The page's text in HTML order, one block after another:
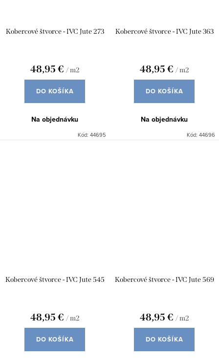
Kobercové štvorce - IVC Jute 273
48,95 € / m2
DO KOŠÍKA
Na objednávku
Kód: 44695
Kobercové štvorce - IVC Jute 363
48,95 € / m2
DO KOŠÍKA
Na objednávku
Kód: 44696
Kobercové štvorce - IVC Jute 545
48,95 € / m2
DO KOŠÍKA
Kobercové štvorce - IVC Jute 569
48,95 € / m2
DO KOŠÍKA